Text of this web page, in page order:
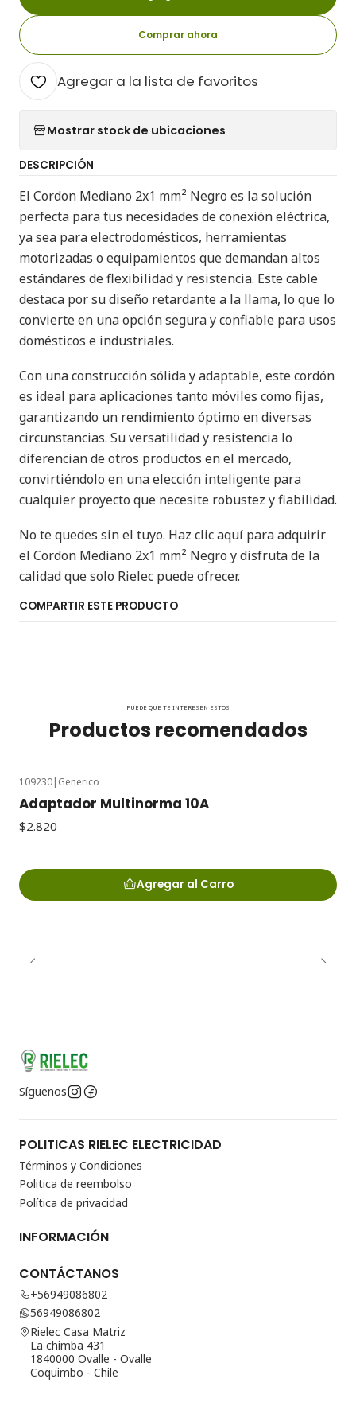
Comprar ahora
Agregar a la lista de favoritos
Mostrar stock de ubicaciones
DESCRIPCIÓN
El Cordon Mediano 2x1 mm² Negro es la solución
perfecta para tus necesidades de conexión eléctrica,
ya sea para electrodomésticos, herramientas
motorizadas o equipamientos que demandan altos
estándares de flexibilidad y resistencia. Este cable
destaca por su diseño retardante a la llama, lo que lo
convierte en una opción segura y confiable para usos
domésticos e industriales.
Con una construcción sólida y adaptable, este cordón
es ideal para aplicaciones tanto móviles como fijas,
garantizando un rendimiento óptimo en diversas
circunstancias. Su versatilidad y resistencia lo
diferencian de otros productos en el mercado,
convirtiéndolo en una elección inteligente para
cualquier proyecto que necesite robustez y fiabilidad.
No te quedes sin el tuyo. Haz clic aquí para adquirir
el Cordon Mediano 2x1 mm² Negro y disfruta de la
calidad que solo Rielec puede ofrecer.
COMPARTIR ESTE PRODUCTO
PUEDE QUE TE INTERESEN ESTOS
Productos recomendados
109230| Generico
Adaptador Multinorma 10A
$2.820
Agregar al Carro
Síguenos
POLITICAS RIELEC ELECTRICIDAD
Términos y Condiciones
Politica de reembolso
Política de privacidad
INFORMACIÓN
CONTÁCTANOS
+56949086802
56949086802
Rielec Casa Matriz
La chimba 431
1840000 Ovalle - Ovalle
Coquimbo - Chile